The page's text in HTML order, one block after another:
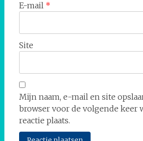
E-mail *
Site
Mijn naam, e-mail en site
browser voor de volgende keer
reactie plaats.